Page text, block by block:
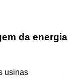
da energia
usinas